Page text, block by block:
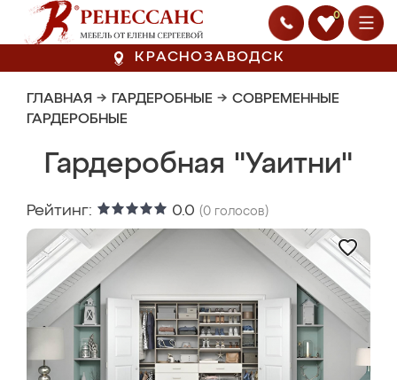
0
КРАСНОЗАВОДСК
ГЛАВНАЯ → ГАРДЕРОБНЫЕ → СОВРЕМЕННЫЕ
ГАРДЕРОБНЫЕ
Гардеробная "Уаитни"
Рейтинг: 0.0 (0 голосов)